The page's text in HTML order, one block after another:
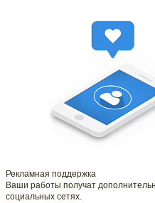
Рекламная поддержка
Ваши работы получат
социальных сетях.